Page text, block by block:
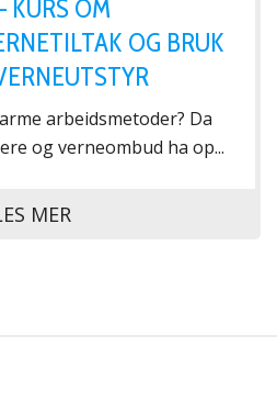
KURS OM
OG BRUK
arbeidsmetoder? Da
og verneombud ha op...
MER